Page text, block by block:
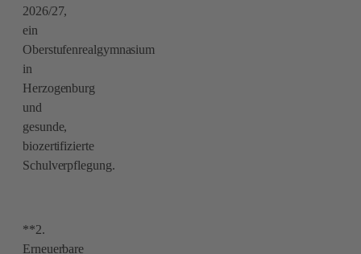
2026/27,
ein
Oberstufenrealgymnasium
in
Herzogenburg
und
gesunde,
biozertifizierte
Schulverpflegung.
**2.
Erneuerbare